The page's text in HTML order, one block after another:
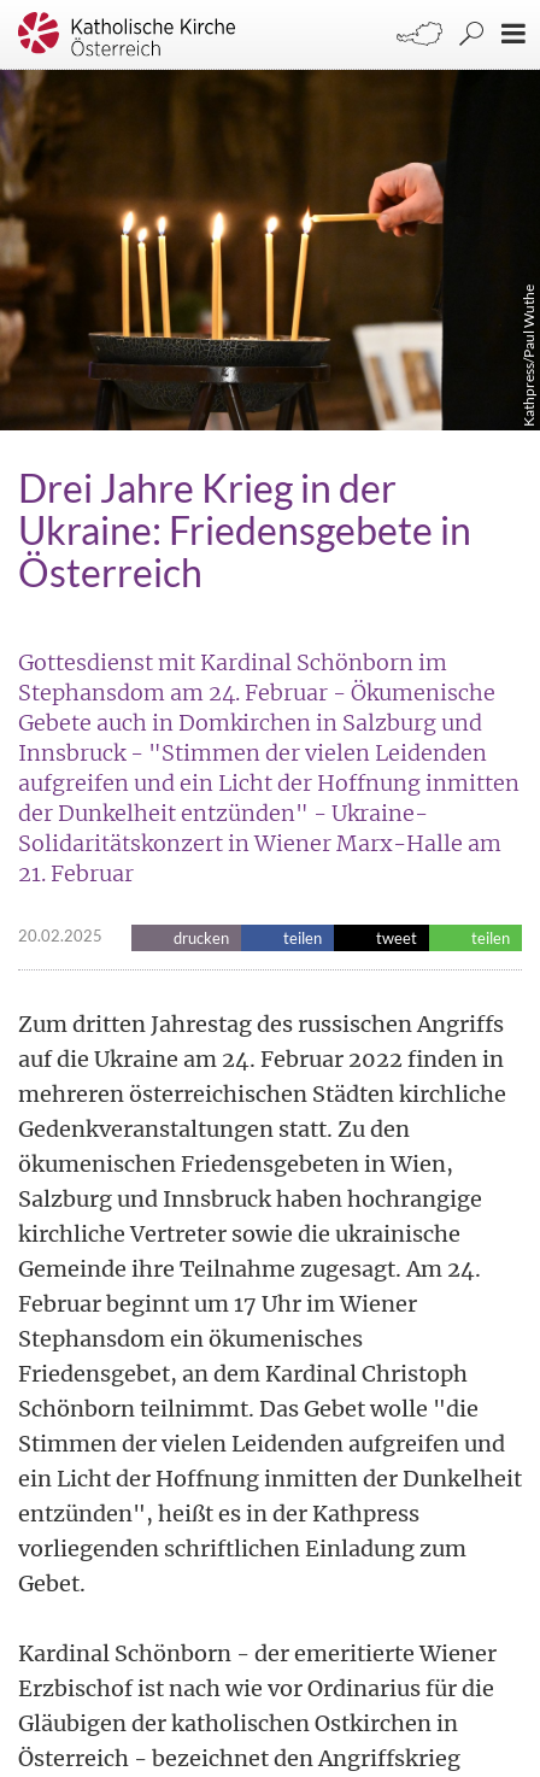
Kathpress/Paul Wuthe
Drei Jahre Krieg in der
Ukraine: Friedensgebete in
Österreich
Gottesdienst mit Kardinal Schönborn im
Stephansdom am 24. Februar - Ökumenische
Gebete auch in Domkirchen in Salzburg und
Innsbruck - "Stimmen der vielen Leidenden
aufgreifen und ein Licht der Hoffnung inmitten
der Dunkelheit entzünden" - Ukraine-
Solidaritätskonzert in Wiener Marx-Halle am
21. Februar
20.02.2025 drucken teilen tweet teilen
Zum dritten Jahrestag des russischen Angriffs
auf die Ukraine am 24. Februar 2022 finden in
mehreren österreichischen Städten kirchliche
Gedenkveranstaltungen statt. Zu den
ökumenischen Friedensgebeten in Wien,
Salzburg und Innsbruck haben hochrangige
kirchliche Vertreter sowie die ukrainische
Gemeinde ihre Teilnahme zugesagt. Am 24.
Februar beginnt um 17 Uhr im Wiener
Stephansdom ein ökumenisches
Friedensgebet, an dem Kardinal Christoph
Schönborn teilnimmt. Das Gebet wolle "die
Stimmen der vielen Leidenden aufgreifen und
ein Licht der Hoffnung inmitten der Dunkelheit
entzünden", heißt es in der Kathpress
vorliegenden schriftlichen Einladung zum
Gebet.
Kardinal Schönborn - der emeritierte Wiener
Erzbischof ist nach wie vor Ordinarius für die
Gläubigen der katholischen Ostkirchen in
Österreich - bezeichnet den Angriffskrieg